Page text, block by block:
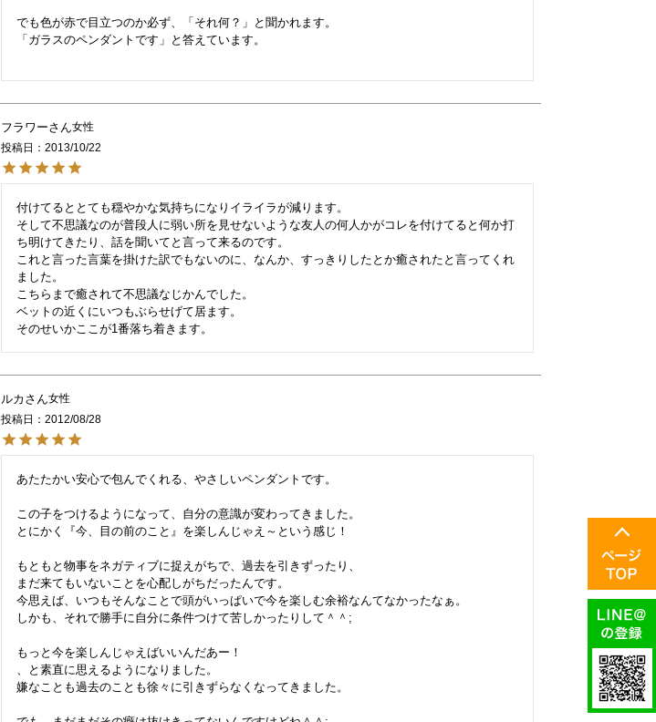
でも色が赤で目立つのか必ず、「それ何？」と聞かれます。
「ガラスのペンダントです」と答えています。
フラワー
女性
投稿日
2013/10/22
付けてるととても穏やかな気持ちになりイライラが減ります。
そして不思議なのが普段人に弱い所を見せないような友人の何人かがコレを付けてると何か打
ち明けてきたり、話を聞いてと言って来るのです。
これと言った言葉を掛けた訳でもないのに、なんか、すっきりしたとか癒されたと言ってくれ
ました。
こちらまで癒されて不思議なじかんでした。
ベットの近くにいつもぶらせげて居ます。
ルカ
女性
投稿日
2012/08/28
あたたかい安心で包んでくれる、やさしいペンダントです。
この子をつけるようになって、自分の意識が変わってきました。
とにかく『今、目の前のこと』を楽しんじゃえ～という感じ！
もともと物事をネガティブに捉えがちで、過去を引きずったり、
まだ来てもいないことを心配しがちだったんです。
今思えば、いつもそんなことで頭がいっぱいで今を楽しむ余裕なんてなかったなぁ。
しかも、それで勝手に自分に条件つけて苦しかったりして＾＾;
もっと今を楽しんじゃえばいいんだあー！
、と素直に思えるようになりました。
嫌なことも過去のことも徐々に引きずらなくなってきました。